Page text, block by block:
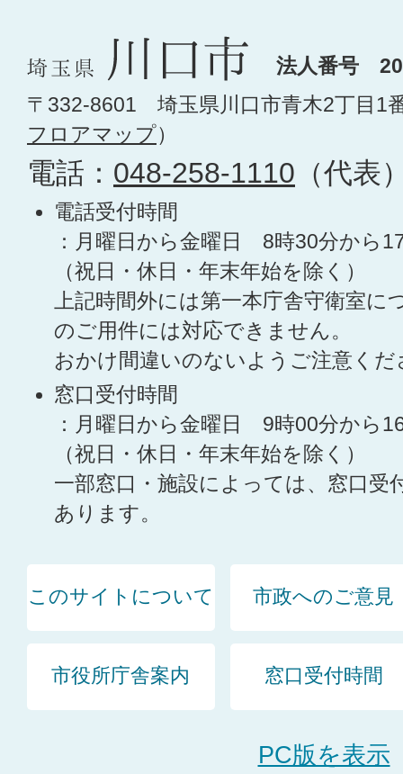
法人番号
〒332-8601 埼玉県川口市青木2丁目1
フロアマップ）
電話： 048-258-1110 （代表
電話受付時間
：月曜日から金曜日 8時30分から
（祝日・休日・年末年始を除く）
上記時間外には第一本庁舎守衛室に
のご用件には対応できません。
おかけ間違いのないようご注意くだ
窓口受付時間
：月曜日から金曜日 9時00分から
（祝日・休日・年末年始を除く）
一部窓口・施設によっては、窓口受
あります。
このサイトについて 市政へのご意見
市役所庁舎案内 窓口受付時間
PC版を表示